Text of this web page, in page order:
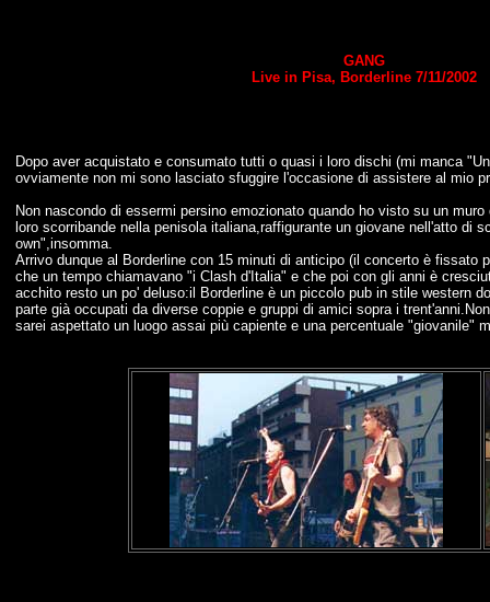
GANG
Live in Pisa, Borderline 7/11/2002
Dopo aver acquistato e consumato tutti o quasi i loro dischi (mi manca
ovviamente non mi sono lasciato sfuggire l'occasione di assistere al mio
Non nascondo di essermi persino emozionato quando ho visto su un
loro scorribande nella penisola italiana,raffigurante un giovane nell'atto di
own",insomma.
Arrivo dunque al Borderline con 15 minuti di anticipo (il concerto è
che un tempo chiamavano "i Clash d'Italia" e che poi con gli anni è
acchito resto un po' deluso:il Borderline è un piccolo pub in stile western
parte già occupati da diverse coppie e gruppi di amici sopra i
sarei aspettato un luogo assai più capiente e una percentuale "giovanile"